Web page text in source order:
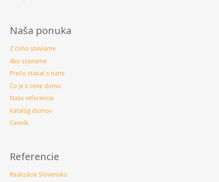
Naša ponuka
Z čoho staviame
Ako staviame
Prečo stavať s nami
Čo je v cene domu
Naše referencie
Katalóg domov
Cenník
Referencie
Realizácie Slovensko